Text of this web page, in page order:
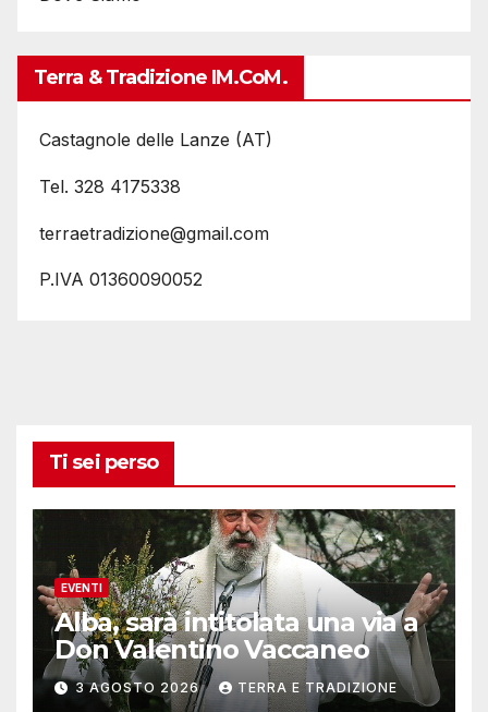
Terra & Tradizione IM.coM.
Castagnole delle Lanze (AT)
Tel. 328 4175338
terraetradizione@gmail.com
P.IVA 01360090052
Ti sei perso
EVENTI
Alba, sarà intitolata una via a
Don Valentino Vaccaneo
3 AGOSTO 2026 TERRA E TRADIZIONE